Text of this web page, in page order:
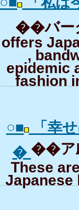
��バー
offers
,
epidemic
fashion
○■ 「幸
� ��ア
These